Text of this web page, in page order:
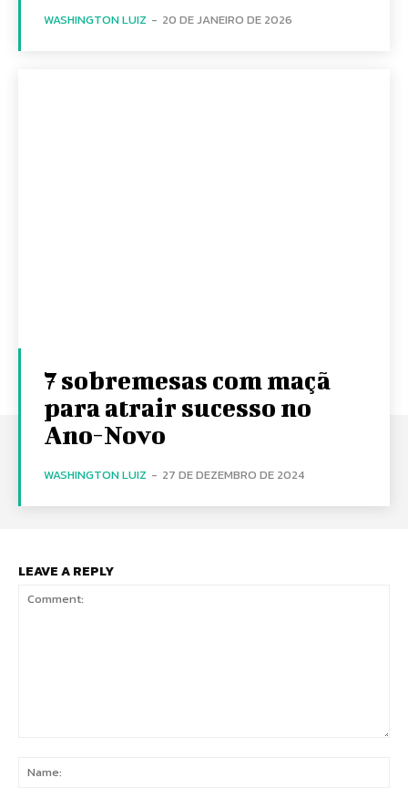
WASHINGTON LUIZ - 20 DE JANEIRO DE 2026
7 sobremesas com maçã
para atrair sucesso no
Ano-Novo
WASHINGTON LUIZ - 27 DE DEZEMBRO DE 2024
LEAVE A REPLY